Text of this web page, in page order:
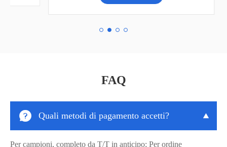
FAQ
 Quali metodi di pagamento accetti? 
Per campioni, completo da T/T in anticipo; Per ordine